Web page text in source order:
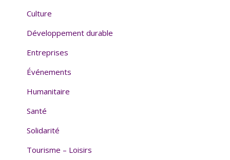
Culture
Développement durable
Entreprises
Événements
Humanitaire
Santé
Solidarité
Tourisme – Loisirs